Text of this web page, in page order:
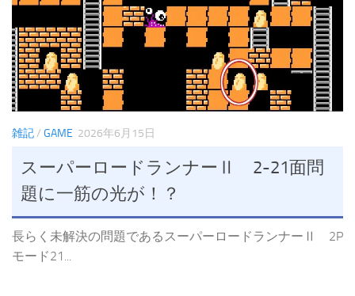
雑記/ GAME 2026年6月15日
スーパーロードランナーⅡ 2-21面問
題に一筋の光が！？
長らく未解決の問題であるスーパーロードランナーⅡ 2P
モード21...